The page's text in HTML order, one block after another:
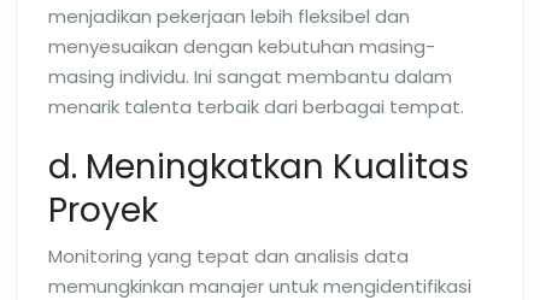
menjadikan pekerjaan lebih fleksibel dan
menyesuaikan dengan kebutuhan masing-
masing individu. Ini sangat membantu dalam
menarik talenta terbaik dari berbagai tempat.
d. Meningkatkan Kualitas
Proyek
Monitoring yang tepat dan analisis data
memungkinkan manajer untuk mengidentifikasi